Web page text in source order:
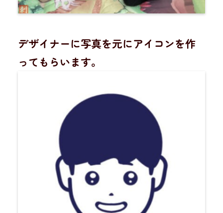
デザイナーに写真を元にアイコンを作
ってもらいます。